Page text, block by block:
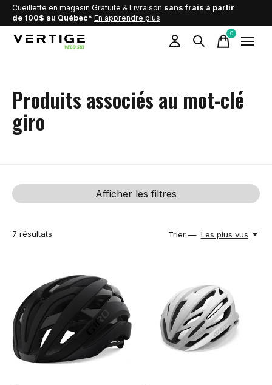
Cueillette en magasin Gratuite & Livraison sans frais à partir
de 100$ au Québec* En apprendre plus
0items
Produits associés au mot-clé
giro
Afficher les filtres
7 résultats Trier — Les plus vus